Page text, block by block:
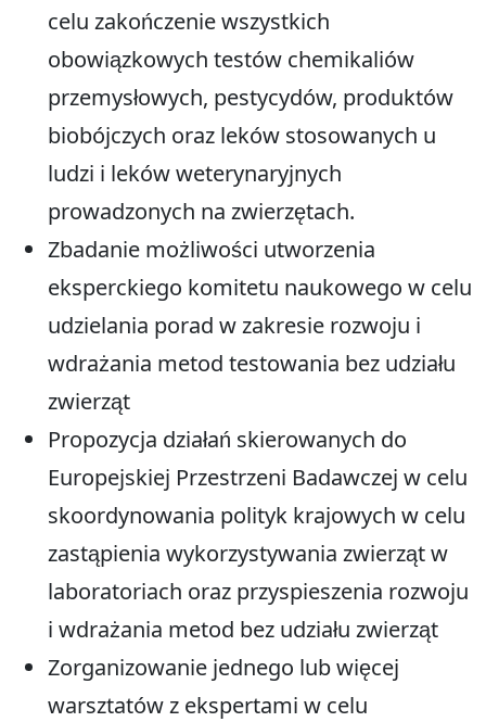
celu zakończenie wszystkich
obowiązkowych testów chemikaliów
przemysłowych, pestycydów, produktów
biobójczych oraz leków stosowanych u
ludzi i leków weterynaryjnych
prowadzonych na zwierzętach.
Zbadanie możliwości utworzenia
eksperckiego komitetu naukowego w celu
udzielania porad w zakresie rozwoju i
wdrażania metod testowania bez udziału
zwierząt
Propozycja działań skierowanych do
Europejskiej Przestrzeni Badawczej w celu
skoordynowania polityk krajowych w celu
zastąpienia wykorzystywania zwierząt w
laboratoriach oraz przyspieszenia rozwoju
i wdrażania metod bez udziału zwierząt
Zorganizowanie jednego lub więcej
warsztatów z ekspertami w celu